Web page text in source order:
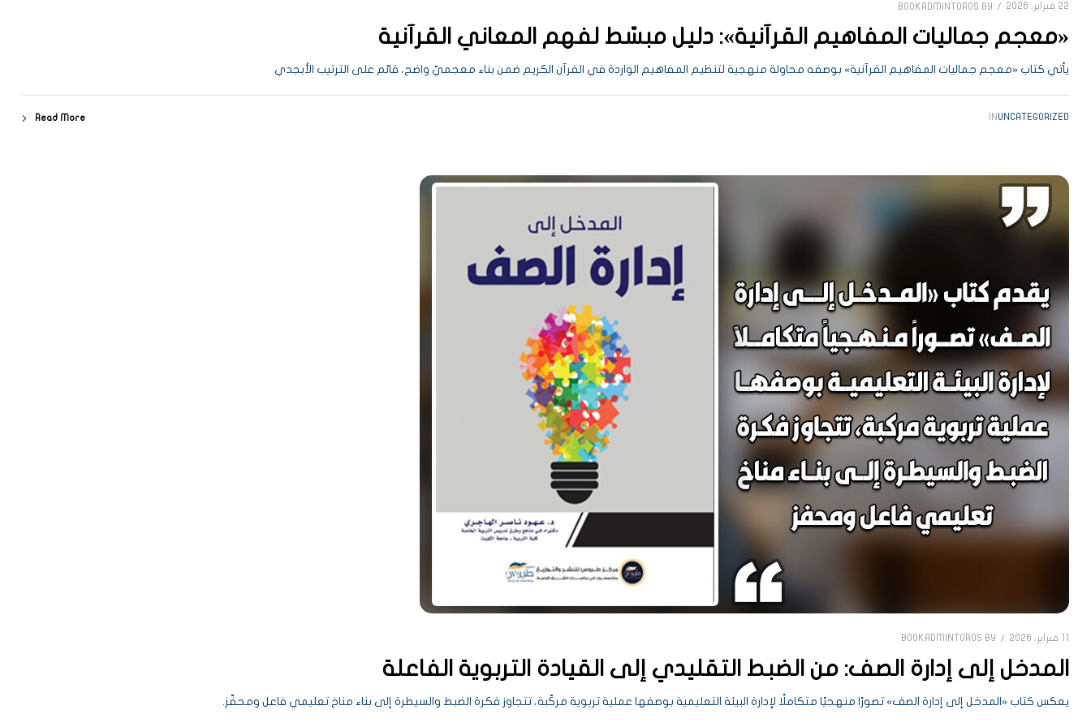
22 فبراير، 2026 BY
BOOKADMINTOROS
«معجم جماليات المفاهيم القرآنية»: دليل مبسّط لفهم المعاني القرآنية
يأتي كتاب «معجم جماليات المفاهيم القرآنية» بوصفه محاولة منهجية لتنظيم المفاهيم الواردة في القرآن الكريم ضمن بناء معجميّ واضح، قائم على الترتيب الأبجدي
IN UNCATEGORIZED
Read More
11 فبراير، 2026 BY
BOOKADMINTOROS
المدخل إلى إدارة الصف: من الضبط التقليدي إلى القيادة التربوية الفاعلة
يعكس كتاب «المدخل إلى إدارة الصف» تصورًا منهجيًا متكاملًا لإدارة البيئة التعليمية بوصفها عملية تربوية مركّبة، تتجاوز فكرة الضبط والسيطرة إلى بناء مناخ تعليمي فاعل ومحفّز.